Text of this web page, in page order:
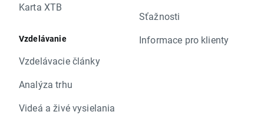
Karta XTB
Vzdelávanie
Vzdelávacie články
Analýza trhu
Videá a živé vysielania
Sťažnosti
Informace pro klienty